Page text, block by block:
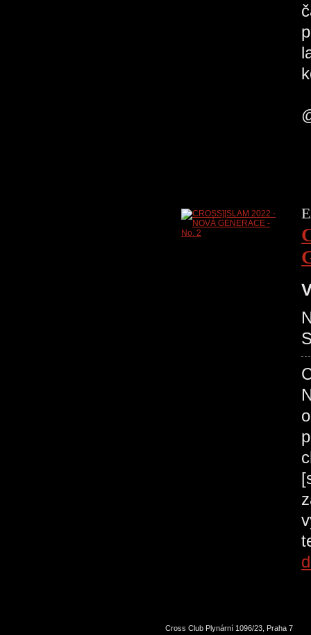
Cross Club Plynární 1096/23, Praha 7